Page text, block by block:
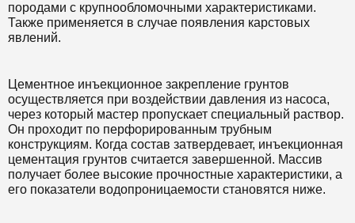
породами с крупнообломочными характеристиками.
Также применяется в случае появления карстовых
явлений.
Цементное инъекционное закрепление грунтов
осуществляется при воздействии давления из насоса,
через который мастер пропускает специальный раствор.
Он проходит по перфорированным трубным
конструкциям. Когда состав затвердевает, инъекционная
цементация грунтов считается завершенной. Массив
получает более высокие прочностные характеристики, а
его показатели водопроницаемости становятся ниже.